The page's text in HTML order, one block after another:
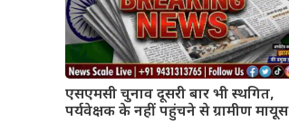
एसएमसी चुनाव दूसरी बार भी स्थगित,
पर्यवेक्षक के नहीं पहुंचने से ग्रामीण मायूस